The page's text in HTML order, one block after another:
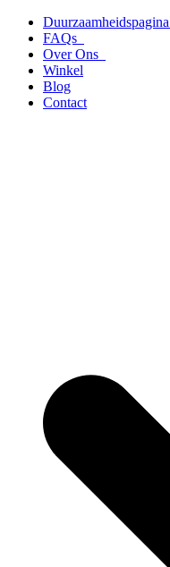
naar
inhoud
Duurzaamheidspagina
FAQs
Over Ons
Winkel
Blog
Contact